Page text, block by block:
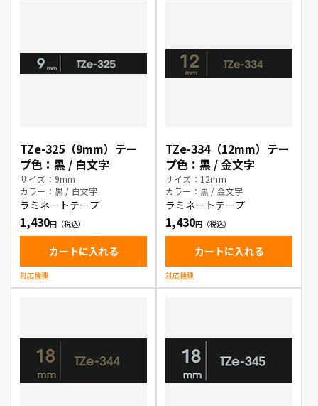
TZe-325（9mm）テー
プ色：黒 / 白文字
サイズ：9mm
カラー：黒 / 白文字
ラミネートテープ
1,430
カートに入れる
対応機種
TZe-334（12mm）テー
プ色：黒 / 金文字
サイズ：12mm
カラー：黒 / 金文字
ラミネートテープ
1,430
カートに入れる
対応機種